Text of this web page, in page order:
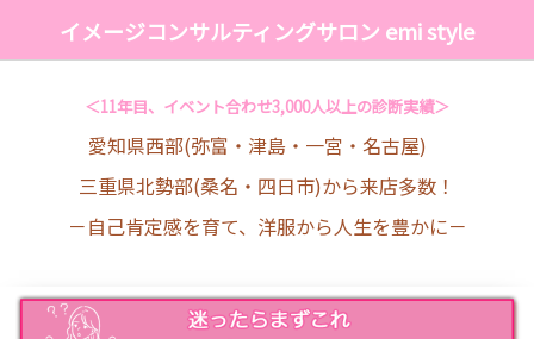
イメージコンサルティングサロン emi style
＜11年目、イベント合わせ3,000人以上の診断実績＞
愛知県西部(弥富・津島・一宮・名古屋)
三重県北勢部(桑名・四日市)から来店多数！
－自己肯定感を育て、洋服から人生を豊かに－